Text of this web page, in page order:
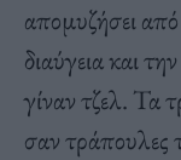
απομυζήσει
διαύγεια και
γίναν τζελ. Τα
σαν τράπουλες